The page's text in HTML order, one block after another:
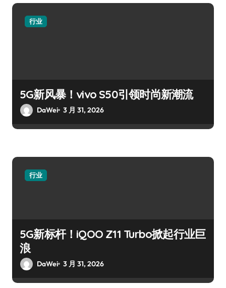
行业
5G新风暴！vivo S50引领时尚新潮流
DaWei 3 月 31, 2026
行业
5G新标杆！iQOO Z11 Turbo掀起行业巨
浪
DaWei 3 月 31, 2026